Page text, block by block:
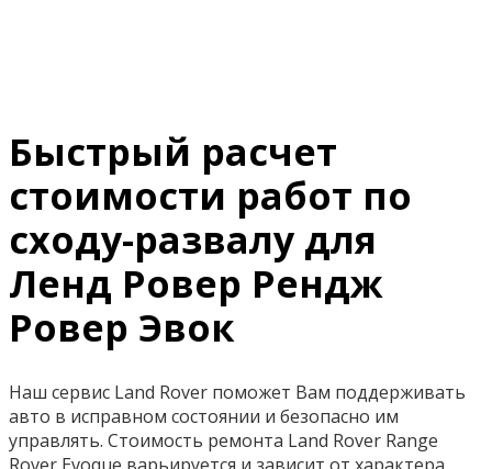
Быстрый расчет
стоимости работ по
сходу-развалу для
Ленд Ровер Рендж
Ровер Эвок
Наш сервис Land Rover поможет Вам поддерживать
авто в исправном состоянии и безопасно им
управлять. Стоимость ремонта Land Rover Range